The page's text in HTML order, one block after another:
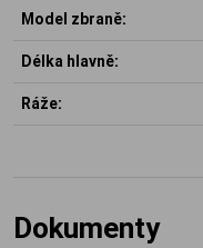
Model zbraně:
Délka hlavně:
Ráže:
Dokumenty